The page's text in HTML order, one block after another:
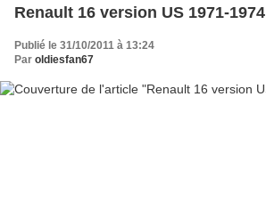
Renault 16 version US 1971-1974
Publié le 31/10/2011 à 13:24
Par oldiesfan67